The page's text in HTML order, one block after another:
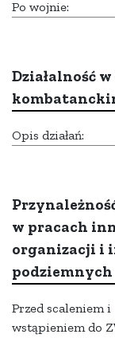
Po wojnie:
Działalność
Opis działań:
w pracach
organizacji i
podziemnych
Przed scaleniem i
wstąpieniem do